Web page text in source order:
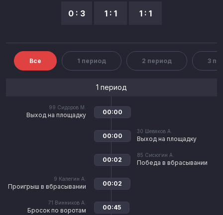
0 : 3 1 : 1 1 : 1
Все 1 период 2 период 3
1 период
99 Сидоров М.
Выход на площадку 00:00
30 Шевяков А.
Выход на площадку
00:00
85 Сисюгин А.
Победа в вбрасывании
00:02
9 Калегин А.
Проигрыш в вбрасывании 00:02
71 Винников А.
Бросок по воротам 00:45